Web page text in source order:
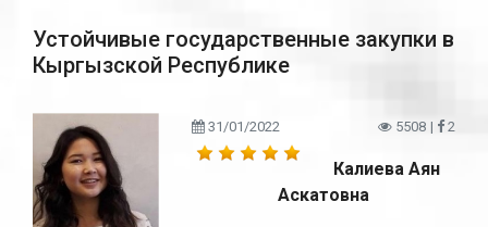
Устойчивые государственные закупки в
Кыргызской Республике
31/01/2022 5508 | 2
Калиева Аян
Аскатовна